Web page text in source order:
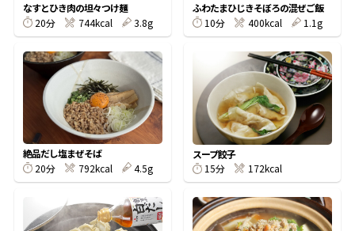
新鮮一番 『氷熟®』
なすとひき肉の坦々つけ麺
20分
744kcal 3.8g
ふわたまひじきそぼろの混ぜご飯
10分
400kcal 1.1g
絶品だし塩まぜそば
20分
792kcal 4.5g
スープ餃子
15分
172kcal